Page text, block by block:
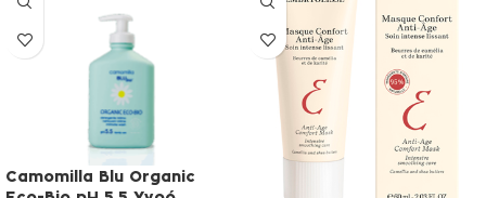
Camomilla Blu Organic